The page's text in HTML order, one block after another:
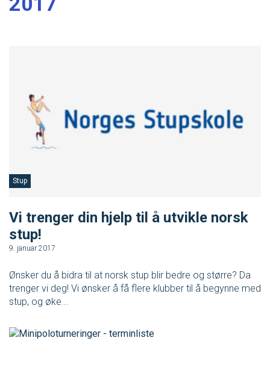
Masterclass
For trenere
Tips og råd for utøvere og trenere
Utdanning
Blogg
Barneidrett
Ungdomsidrett
Stup
Vi trenger din hjelp til å utvikle norsk
stup!
9. januar 2017
Ønsker du å bidra til at norsk stup blir bedre og større? Da
trenger vi deg! Vi ønsker å få flere klubber til å begynne med
stup, og øke...